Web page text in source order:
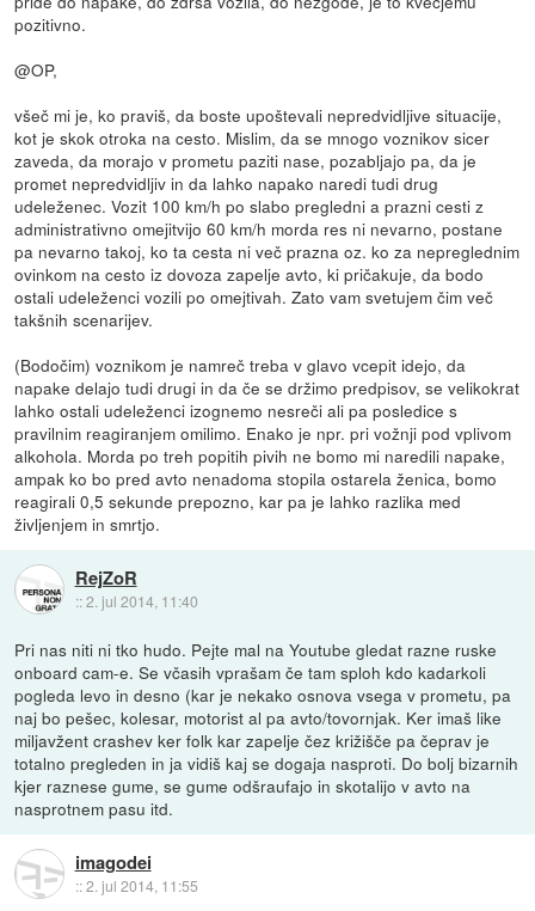
pozitivno.
@OP,
všeč mi je, ko praviš, da boste upoštevali nepredvidljive situacije,
kot je skok otroka na cesto. Mislim, da se mnogo voznikov sicer
zaveda, da morajo v prometu paziti nase, pozabljajo pa, da je
promet nepredvidljiv in da lahko napako naredi tudi drug
udeleženec. Vozit 100 km/h po slabo pregledni a prazni cesti z
administrativno omejitvijo 60 km/h morda res ni nevarno, postane
pa nevarno takoj, ko ta cesta ni več prazna oz. ko za nepreglednim
ovinkom na cesto iz dovoza zapelje avto, ki pričakuje, da bodo
ostali udeleženci vozili po omejtivah. Zato vam svetujem čim več
takšnih scenarijev.
(Bodočim) voznikom je namreč treba v glavo vcepit idejo, da
napake delajo tudi drugi in da če se držimo predpisov, se velikokrat
lahko ostali udeleženci izognemo nesreči ali pa posledice s
pravilnim reagiranjem omilimo. Enako je npr. pri vožnji pod vplivom
alkohola. Morda po treh popitih pivih ne bomo mi naredili napake,
ampak ko bo pred avto nenadoma stopila ostarela ženica, bomo
reagirali 0,5 sekunde prepozno, kar pa je lahko razlika med
življenjem in smrtjo.
RejZoR
::2. jul 2014, 11:40
Pri nas niti ni tko hudo. Pejte mal na Youtube gledat razne ruske
onboard cam-e. Se včasih vprašam če tam sploh kdo kadarkoli
pogleda levo in desno (kar je nekako osnova vsega v prometu, pa
naj bo pešec, kolesar, motorist al pa avto/tovornjak. Ker imaš like
miljavžent crashev ker folk kar zapelje čez križišče pa čeprav je
totalno pregleden in ja vidiš kaj se dogaja nasproti. Do bolj bizarnih
kjer raznese gume, se gume odšraufajo in skotalijo v avto na
nasprotnem pasu itd.
imagodei
::2. jul 2014, 11:55